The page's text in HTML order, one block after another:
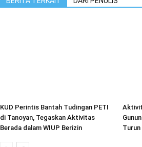
KUD Perintis Bantah Tudingan PETI
di Tanoyan, Tegaskan Aktivitas
Berada dalam WIUP Berizin
Turun